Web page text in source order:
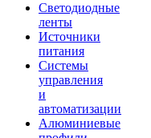
Светодиодные
ленты
Источники
питания
Системы
управления
и
автоматизации
Алюминиевые